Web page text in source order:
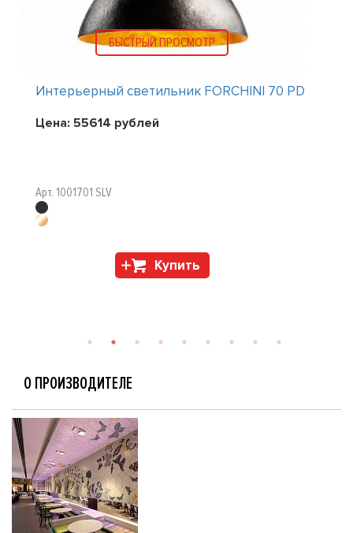
БЫСТРЫЙ ПРОСМОТР
Интерьерный светильник FORCHINI 70 PD
Цена: 55614 рублей
Арт. 1001701 SLV
Купить
О ПРОИЗВОДИТЕЛЕ